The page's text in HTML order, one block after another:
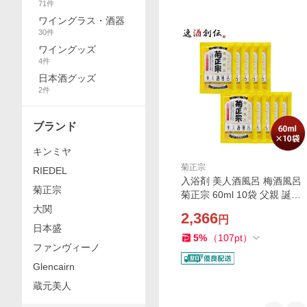
菊正宗
入浴剤 美人酒風呂 梅酒風呂
菊正宗 60ml 10袋 父親 誕生
夏ギフト 暑中見舞い
2,366円
5% （107pt）
71件
ワイングラス・酒器
30件
ワイングッズ
4件
日本酒グッズ
2件
ブランド
キンミヤ
RIEDEL
菊正宗
大関
日本盛
ファンヴィーノ
Glencairn
蔵元美人